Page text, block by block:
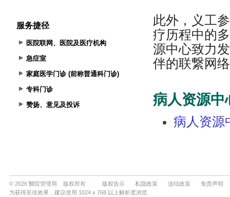
服务捷径
医院联网、医院及医疗机构
急症室
家庭医学门诊 (前称普通科门诊)
专科门诊
赞扬、意见及投诉
© 2026 醫院管理局 版权所有 版权告示 私隐政策 连结政策
免责声明
为获得至佳效果，建议使用 1024 x 768 以上解析度浏览